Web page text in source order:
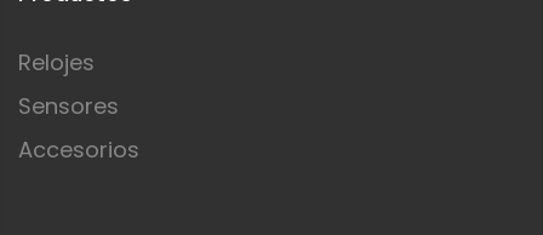
Relojes
Sensores
Accesorios